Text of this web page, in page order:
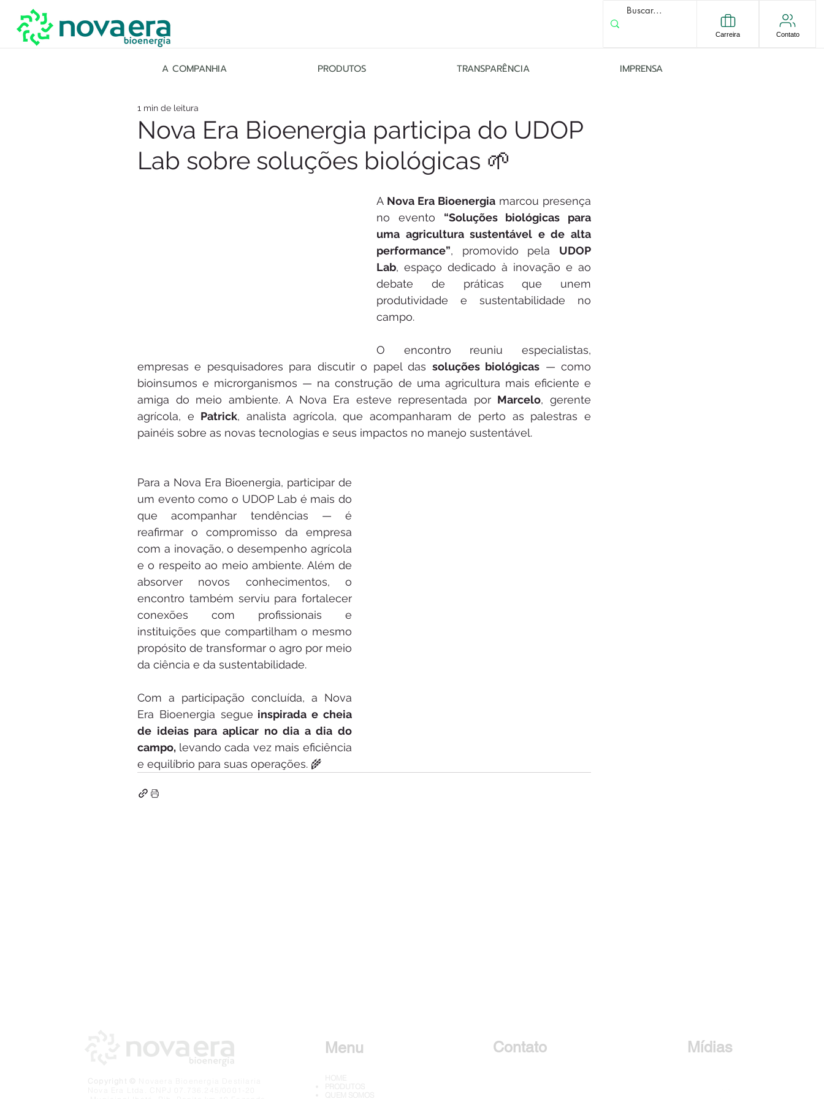
Contato
Carreira
A COMPANHIA PRODUTOS TRANSPARÊNCIA IMPRENSA
Nova Era Bioenergia participa do UDOP
Lab sobre soluções biológicas 🌱
1 min de leitura
A Nova Era Bioenergia marcou presença
no evento “Soluções biológicas para
uma agricultura sustentável e de alta
performance”, promovido pela UDOP
Lab, espaço dedicado à inovação e ao
debate de práticas que unem
produtividade e sustentabilidade no
campo.
O encontro reuniu especialistas,
empresas e pesquisadores para discutir o papel das soluções biológicas — como
bioinsumos e microrganismos — na construção de uma agricultura mais eficiente e
amiga do meio ambiente. A Nova Era esteve representada por Marcelo, gerente
agrícola, e Patrick, analista agrícola, que acompanharam de perto as palestras e
painéis sobre as novas tecnologias e seus impactos no manejo sustentável.
Para a Nova Era Bioenergia, participar de
um evento como o UDOP Lab é mais do
que acompanhar tendências — é
reafirmar o compromisso da empresa
com a inovação, o desempenho agrícola
e o respeito ao meio ambiente. Além de
absorver novos conhecimentos, o
encontro também serviu para fortalecer
conexões com profissionais e
instituições que compartilham o mesmo
propósito de transformar o agro por meio
da ciência e da sustentabilidade.
Com a participação concluída, a Nova
Era Bioenergia segue inspirada e cheia
de ideias para aplicar no dia a dia do
campo, levando cada vez mais eficiência
e equilíbrio para suas operações. 🌾
Menu Contato Mídias